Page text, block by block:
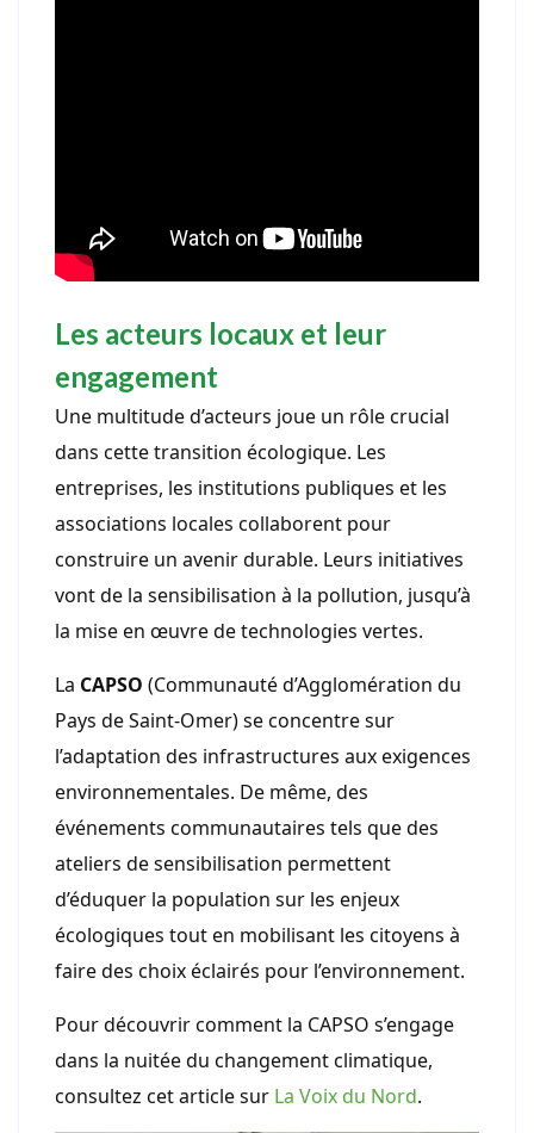
Les acteurs locaux et leur
engagement
Une multitude d’acteurs joue un rôle crucial
dans cette transition écologique. Les
entreprises, les institutions publiques et les
associations locales collaborent pour
construire un avenir durable. Leurs initiatives
vont de la sensibilisation à la pollution, jusqu’à
la mise en œuvre de technologies vertes.
La CAPSO (Communauté d’Agglomération du
Pays de Saint-Omer) se concentre sur
l’adaptation des infrastructures aux exigences
environnementales. De même, des
événements communautaires tels que des
ateliers de sensibilisation permettent
d’éduquer la population sur les enjeux
écologiques tout en mobilisant les citoyens à
faire des choix éclairés pour l’environnement.
Pour découvrir comment la CAPSO s’engage
dans la nuitée du changement climatique,
consultez cet article sur La Voix du Nord.